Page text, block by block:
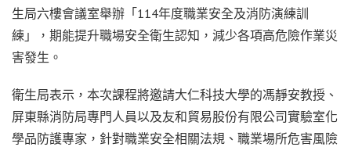
生局六樓會議室舉辦「114年度職業安全及消防演練訓
練」，期能提升職場安全衛生認知，減少各項高危險作業災
害發生。
衛生局表示，本次課程將邀請大仁科技大學的馮靜安教授、
屏東縣消防局專門人員以及友和貿易股份有限公司實驗室化
學品防護專家，針對職業安全相關法規、職業場所危害風險